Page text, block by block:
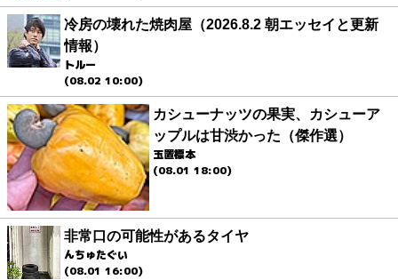
冷房の壊れた焼肉屋（2026.8.2 朝エッセイと更新
情報）
トルー
(08.02 10:00)
カシューナッツの果実、カシューア
ップルは甘渋かった（傑作選）
玉置標本
(08.01 18:00)
非常口の可能性があるタイヤ
んちゅたぐい
(08.01 16:00)